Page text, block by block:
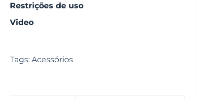
Restrições de uso
Video
Tags: Acessórios